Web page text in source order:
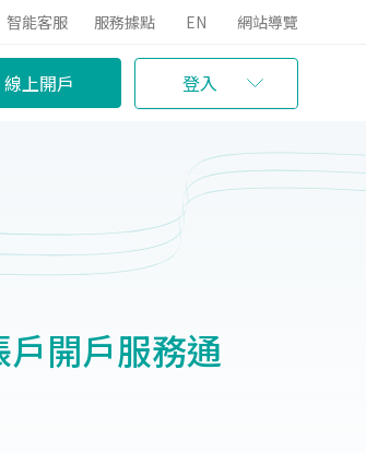
智能客服 服務據點 EN 網站導覽
線上開戶 登入
開戶服務通